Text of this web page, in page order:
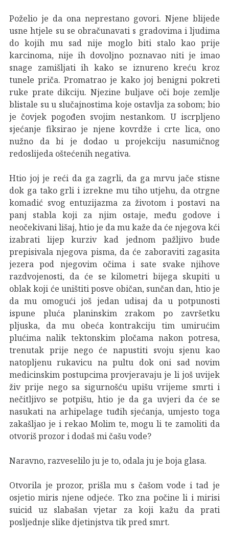
Poželio je da ona neprestano govori. Njene blijede
usne htjele su se obračunavati s gradovima i ljudima
do kojih mu sad nije moglo biti stalo kao prije
karcinoma, nije ih dovoljno poznavao niti je imao
snage zamišljati ih kako se iznureno kreću kroz
tunele priča. Promatrao je kako joj benigni pokreti
ruke prate dikciju. Njezine buljave oči boje zemlje
blistale su u slučajnostima koje ostavlja za sobom; bio
je čovjek pogođen svojim nestankom. U iscrpljeno
sjećanje fiksirao je njene kovrdže i crte lica, ono
nužno da bi je dodao u projekciju nasumičnog
redoslijeda oštećenih negativa.
Htio joj je reći da ga zagrli, da ga mrvu jače stisne
dok ga tako grli i izrekne mu tiho utjehu, da otrgne
komadić svog entuzijazma za životom i postavi na
panj stabla koji za njim ostaje, među godove i
neočekivani lišaj, htio je da mu kaže da će njegova kći
izabrati lijep kurziv kad jednom pažljivo bude
prepisivala njegova pisma, da će zaboraviti zagasita
jezera pod njegovim očima i sate svake njihove
razdvojenosti, da će se kilometri bijega skupiti u
oblak koji će uništiti posve običan, sunčan dan, htio je
da mu omogući još jedan udisaj da u potpunosti
ispune pluća planinskim zrakom po završetku
pljuska, da mu obeća kontrakciju tim umirućim
plućima nalik tektonskim pločama nakon potresa,
trenutak prije nego će napustiti svoju sjenu kao
natopljenu rukavicu na pultu dok oni sad novim
medicinskim postupcima provjeravaju je li još uvijek
živ prije nego sa sigurnošću upišu vrijeme smrti i
nečitljivo se potpišu, htio je da ga uvjeri da će se
nasukati na arhipelage tuđih sjećanja, umjesto toga
zakašljao je i rekao Molim te, mogu li te zamoliti da
otvoriš prozor i dodaš mi čašu vode?
Naravno, razveselilo ju je to, odala ju je boja glasa.
Otvorila je prozor, prišla mu s čašom vode i tad je
osjetio miris njene odjeće. Tko zna počine li i mirisi
suicid uz slabašan vjetar za koji kažu da prati
posljednje slike djetinjstva tik pred smrt.